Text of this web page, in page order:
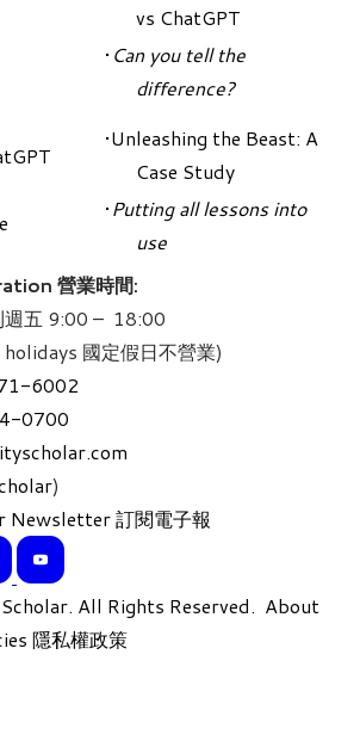
vs ChatGPT
Can you tell the
difference?
Unleashing the Beast: A
Case Study
Putting all lessons into
use
營業時間:
週五 9:00 – 18:00
國定假日不營業)
6002
0700
)
Newsletter 訂閱電子報
All Rights Reserved. About
隱私權政策